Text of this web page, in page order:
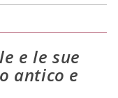
e le sue
antico e